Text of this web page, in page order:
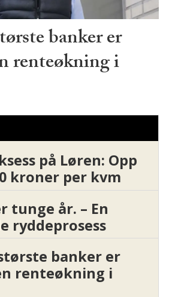
banker er
renteøkning i
på Løren: Opp
kroner per kvm
tunge år. – En
ryddeprosess
banker er
renteøkning i